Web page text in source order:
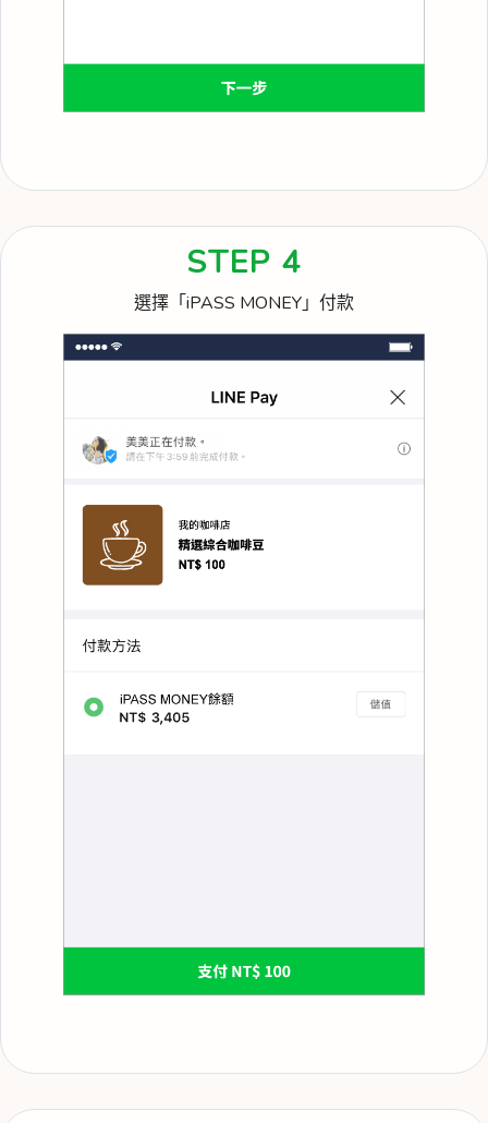
STEP 4
選擇「iPASS MONEY」付款